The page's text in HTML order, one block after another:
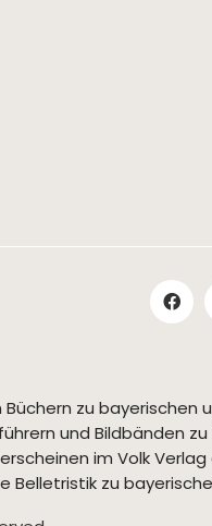
zu bayerischen
und Bildbänden
im Volk
Belletristik zu